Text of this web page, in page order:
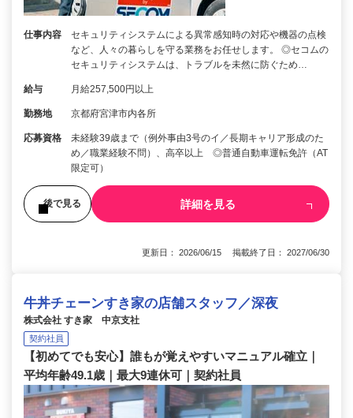
仕事内容
セキュリティシステムによる異常感知時の対応や機器の点検
など、人々の暮らしを守る業務をお任せします。 ◎セコムの
セキュリティシステムは、トラブルを未然に防ぐため…
給与 月給257,500円以上
勤務地 京都府宮津市内各所
応募資格
未経験39歳まで（例外事由3号のイ／長期キャリア形成のた
め／職業経験不問）、高卒以上 ◎普通自動車運転免許（AT
限定可）
後で見る 詳細を見る
更新日： 2026/06/15 掲載終了日： 2027/06/30
牛丼チェーンすき家の店舗スタッフ／深夜
株式会社 すき家 中京支社
契約社員
【初めてでも安心】誰もが覚えやすいマニュアル確立｜
平均年齢49.1歳｜最大9連休可｜契約社員